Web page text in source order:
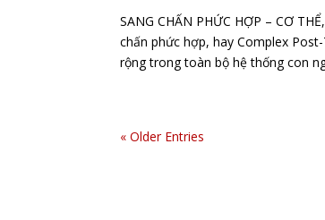
SANG CHẤN PHỨC HỢP – CƠ
chấn phức hợp, hay Complex
rộng trong toàn bộ hệ thống con
« Older Entries